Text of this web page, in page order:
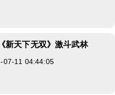
新天下无双》激斗武林
07-11 04:44:05